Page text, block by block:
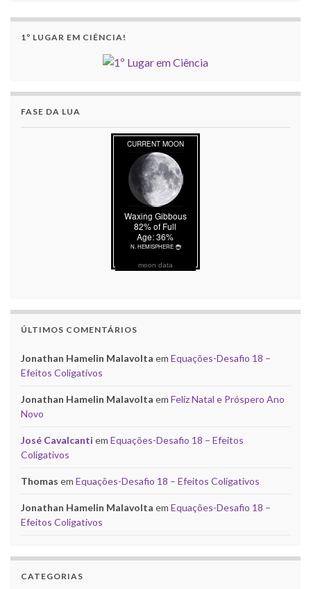
1º LUGAR EM CIÊNCIA!
FASE DA LUA
moon data
ÚLTIMOS COMENTÁRIOS
Jonathan Hamelin Malavolta em Equações-Desafio 18 –
Efeitos Coligativos
Jonathan Hamelin Malavolta em Feliz Natal e Próspero Ano
Novo
José Cavalcanti em Equações-Desafio 18 – Efeitos
Coligativos
Thomas em Equações-Desafio 18 – Efeitos Coligativos
Jonathan Hamelin Malavolta em Equações-Desafio 18 –
Efeitos Coligativos
CATEGORIAS